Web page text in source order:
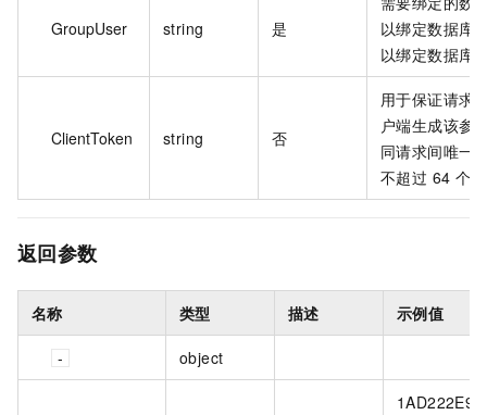
GroupUser string 是
以绑定数据库
以绑定数据库
ClientToken string 否
用于保证请求
户端生成该参
同请求间唯一
不超过 64 个
返回参数
名称 类型 描述 示例值
object
1AD222E9-